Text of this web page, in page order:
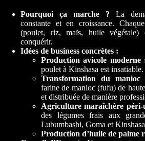
Pourquoi ça marche ? La
constante et en croissance.
(poulet, riz, maïs, huile végétale)
conquérir.
Idées de business concrètes :
Production avicole moderne
poulet à Kinshasa est insatiable.
Transformation du manioc
farine de manioc (fufu) de
et distribuée de manière
Agriculture maraîchère péri-
des légumes frais aux
Lubumbashi, Goma et
Production d’huile de palme